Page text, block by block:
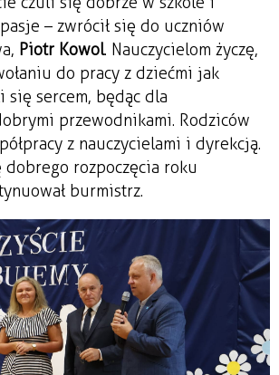
– zwrócił się do uczniów
Piotr Kowol. Nauczycielom życzę,
do pracy z dziećmi jak
sercem, będąc dla
przewodnikami. Rodziców
z nauczycielami i dyrekcją.
dobrego rozpoczęcia roku
burmistrz.